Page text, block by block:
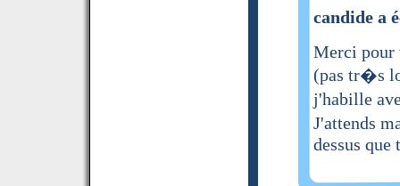
candide a
Merci pour
(pas tr�s
j'habille
J'attends
dessus